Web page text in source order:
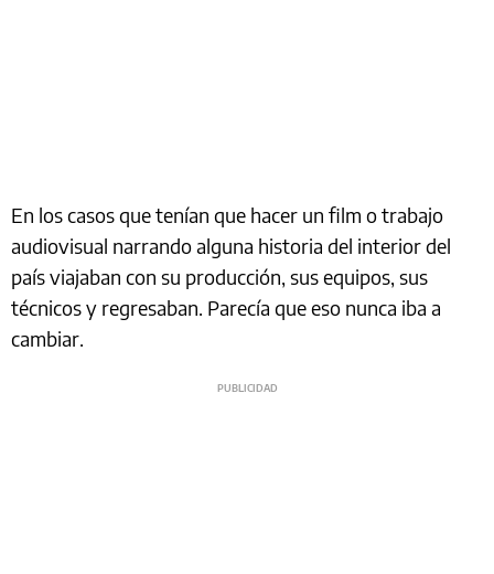
En los casos que tenían que hacer un film o trabajo
audiovisual narrando alguna historia del interior del
país viajaban con su producción, sus equipos, sus
técnicos y regresaban. Parecía que eso nunca iba a
cambiar.